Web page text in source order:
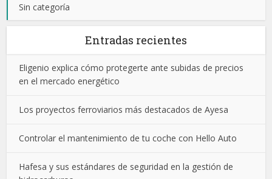
Sin categoría
Entradas recientes
Eligenio explica cómo protegerte ante subidas de precios
en el mercado energético
Los proyectos ferroviarios más destacados de Ayesa
Controlar el mantenimiento de tu coche con Hello Auto
Hafesa y sus estándares de seguridad en la gestión de